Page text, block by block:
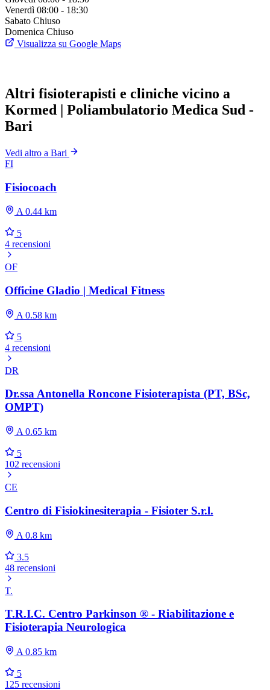
Venerdì 08:00 - 18:30
Sabato Chiuso
Domenica Chiuso
Visualizza su Google Maps
Altri fisioterapisti e cliniche vicino a
Kormed | Poliambulatorio Medica Sud -
Bari
Vedi altro a Bari
FI
Fisiocoach
A 0.44 km
5
4 recensioni
OF
Officine Gladio | Medical Fitness
A 0.58 km
5
4 recensioni
DR
Dr.ssa Antonella Roncone Fisioterapista (PT, BSc,
OMPT)
A 0.65 km
5
102 recensioni
CE
Centro di Fisiokinesiterapia - Fisioter S.r.l.
A 0.8 km
3.5
48 recensioni
T.
T.R.I.C. Centro Parkinson ® - Riabilitazione e
Fisioterapia Neurologica
A 0.85 km
5
125 recensioni